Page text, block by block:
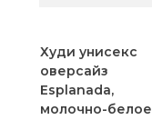
Худи унисекс
оверсайз
Esplanada,
молочно-белое